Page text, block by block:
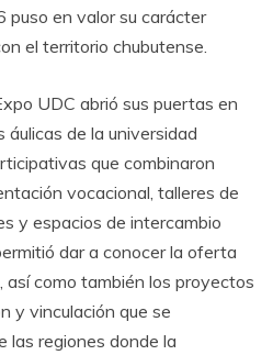
puso en valor su carácter
el territorio chubutense.
UDC abrió sus puertas en
de la universidad
que combinaron
vocacional, talleres de
y espacios de intercambio
dar a conocer la oferta
como también los proyectos
y vinculación que se
las regiones donde la